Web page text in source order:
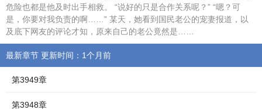
危险也都是他及时出手相救。 “说好的只是合作关系呢？” “嗯？可
是，你要对我负责的啊……” 某天，她看到国民老公的宠妻报道，以
及底下网友的评论才知，原来自己的老公竟然是……
最新章节 更新时间：1个月前
第3949章
第3948章